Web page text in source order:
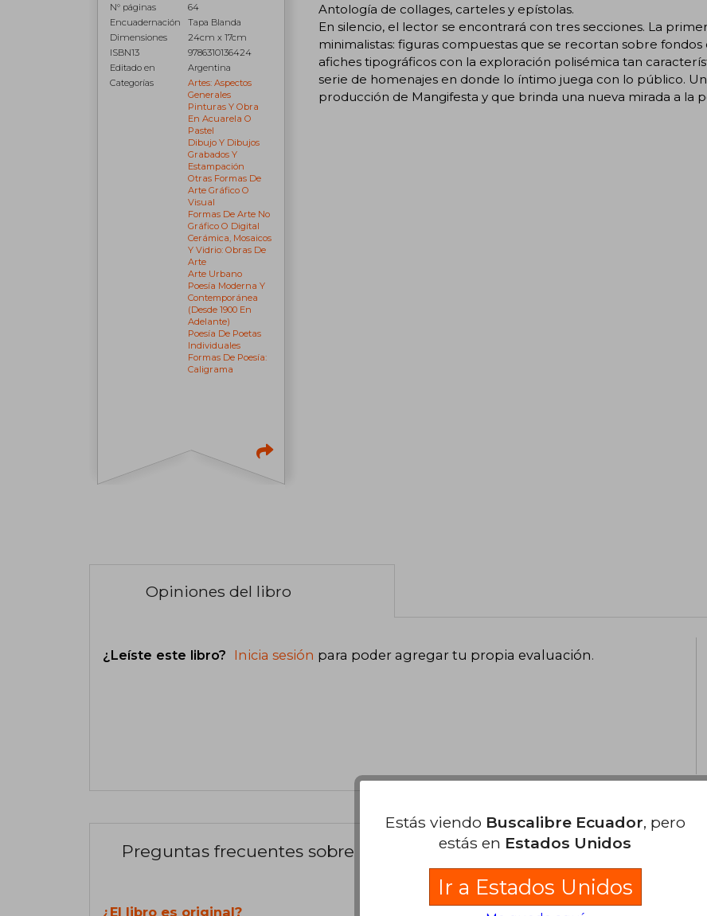
N° páginas
64
Encuadernación
Tapa Blanda
Dimensiones
24cm x 17cm
ISBN13
9786310136424
Editado en
Argentina
Categorías
Artes: Aspectos
Generales
Pinturas Y Obra
En Acuarela O
Pastel
Dibujo Y Dibujos
Grabados Y
Estampación
Otras Formas De
Arte Gráfico O
Visual
Formas De Arte No
Gráfico O Digital
Cerámica, Mosaicos
Y Vidrio: Obras De
Arte
Arte Urbano
Poesía Moderna Y
Contemporánea
(desde 1900 En
Adelante)
Poesía De Poetas
Individuales
Formas De Poesía:
Caligrama
Antología de collages, carteles y epístolas.
En silencio, el lector se encontrará con tres secciones. La
minimalistas: figuras compuestas que se recortan sobre
afiches tipográficos con la exploración polisémica tan
serie de homenajes en donde lo íntimo juega con lo público.
producción de Mangifesta y que brinda una nueva mirada a la
Opiniones del libro
¿Leíste este libro? Inicia sesión para poder agregar tu propia evaluación.
Preguntas frecuentes sobre el libro
¿El libro es original?
Estás viendo Buscalibre Ecuador, pero
estás en Estados Unidos
Ir a Estados Unidos